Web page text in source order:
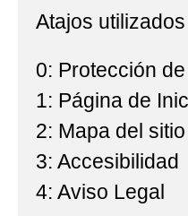
Atajos
0: Protección
1: Página de
2: Mapa del sitio
3: Accesibilidad
4: Aviso Legal